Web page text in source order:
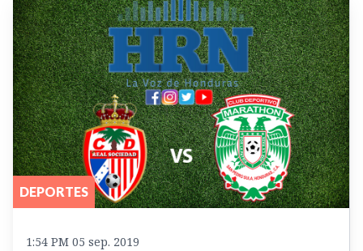
DEPORTES
1:54 PM 05 sep. 2019